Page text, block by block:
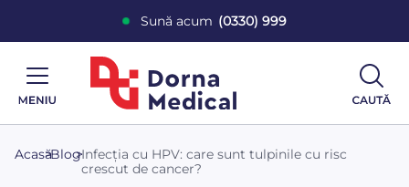
Sună acum (0330) 999
Acasă
>Blog
>Infecția cu HPV: care sunt tulpinile cu risc
crescut de cancer?